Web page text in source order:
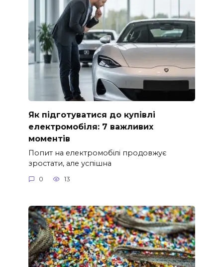
Як підготуватися до купівлі
електромобіля: 7 важливих
моментів
Попит на електромобілі продовжує
зростати, але успішна
0 13